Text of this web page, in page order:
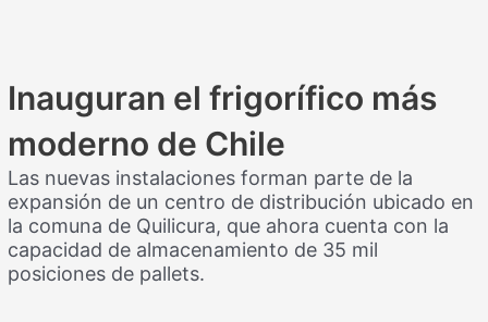
Inauguran el frigorífico más
moderno de Chile
Las nuevas instalaciones forman parte de la
expansión de un centro de distribución ubicado en
la comuna de Quilicura, que ahora cuenta con la
capacidad de almacenamiento de 35 mil
posiciones de pallets.